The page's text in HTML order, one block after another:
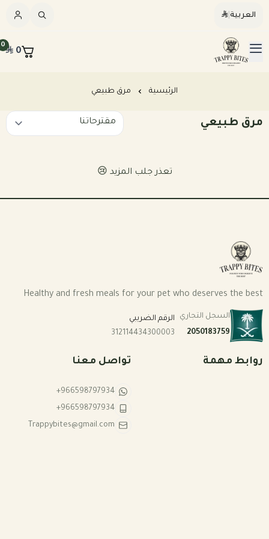
العربية|
Trappybites
0
0
القائمة الرئيسية
كلاب
وجبات طبيعية مطبوخة للكلاب
بكجات التوفير الشهرية للكلاب
باقات الرعاية الصحية للكلب
عرض الكل
وجبات طبيعية نيء للقطط
بكجات التوفير الشهرية للقطط
باقات الرعاية الصحية للقطط
خطة تغذيه مخصصه
الرئيسية مرق طبيعي
مرق طبيعي
تعذر جلب المزيد 😢
Healthy and fresh meals for your pet who deserves the best
السجل التجاري
2050183759
الرقم الضريبي
312114434300003
روابط مهمة تواصل معنا
+966598797934
+966598797934
Trappybites@gmail.com